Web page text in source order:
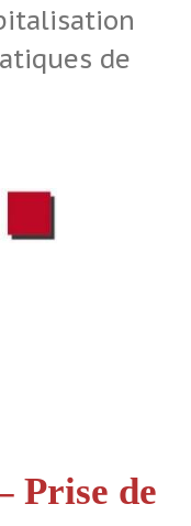
de
Prise de